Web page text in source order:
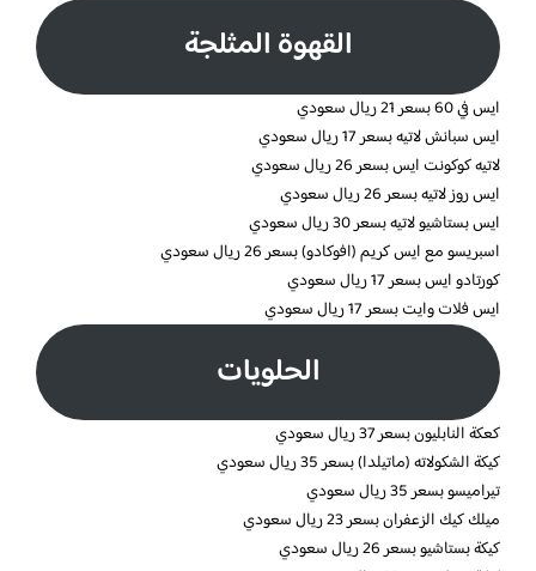
القهوة المثلجة
ايس في 60 بسعر 21 ريال سعودي
ايس سبانش لاتيه بسعر 17 ريال سعودي
لاتيه كوكونت ايس بسعر 26 ريال سعودي
ايس روز لاتيه بسعر 26 ريال سعودي
ايس بستاشيو لاتيه بسعر 30 ريال سعودي
اسبريسو مع ايس كريم (افوكادو) بسعر 26 ريال سعودي
كورتادو ايس بسعر 17 ريال سعودي
ايس فلات وايت بسعر 17 ريال سعودي
الحلويات
كعكة النابليون بسعر 37 ريال سعودي
كيكة الشكولاته (ماتيلدا) بسعر 35 ريال سعودي
تيراميسو بسعر 35 ريال سعودي
ميلك كيك الزعفران بسعر 23 ريال سعودي
كيكة بستاشيو بسعر 26 ريال سعودي